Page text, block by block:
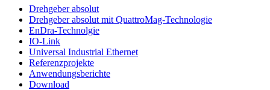
Drehgeber absolut
Drehgeber absolut mit QuattroMag-Technologie
EnDra-Technolgie
IO-Link
Universal Industrial Ethernet
Referenzprojekte
Anwendungsberichte
Download